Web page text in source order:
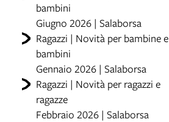
bambini
Giugno 2026 | Salaborsa
Ragazzi | Novità per bambine e
bambini
Gennaio 2026 | Salaborsa
Ragazzi | Novità per ragazzi e
ragazze
Febbraio 2026 | Salaborsa